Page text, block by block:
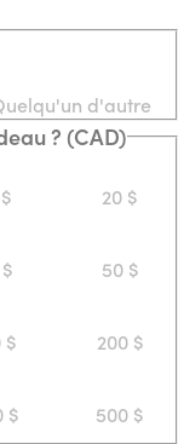
d'autre
? (CAD)
20 $
50 $
$ 200 $
$ 500 $